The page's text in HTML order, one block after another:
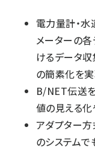
電力量計・
メーターの
けるデータ
の簡素化を実
B/NET伝送
値の見える
アダプター
のシステムで